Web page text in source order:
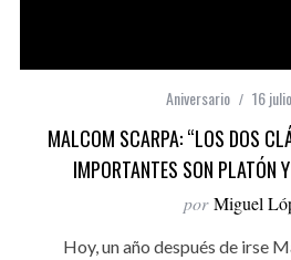
Aniversario 16
MALCOM SCARPA: “LOS DOS
IMPORTANTES SON PLATÓN
por Miguel
Hoy, un año después de irse